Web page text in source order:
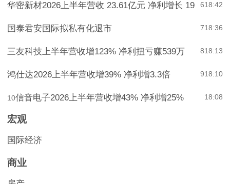
18:42
6
华密新材2026上半年营收 23.61亿元 净利增长 19
18:36
7
国泰君安国际拟私有化退市
18:13
8
三友科技上半年营收增123% 净利扭亏赚539万
18:10
9
鸿仕达2026上半年营收增39% 净利增3.3倍
18:08
10信音电子2026上半年营收增43% 净利增25%
宏观
国际经济
商业